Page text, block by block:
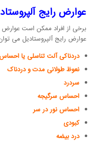
عوارض رایج
برخی از افراد ممکن است عوارض
عوارض رایج آلپروستادیل می
دردناکی آلت تناسلی یا
نعوظ طولانی مدت و دردناک
سردرد
احساس سرگیجه
احساس نور در سر
کبودی
درد بیضه